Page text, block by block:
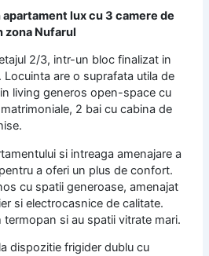
lux cu 3 camere de
zona Nufarul
2/3, intr-un bloc finalizat in
are o suprafata utila de
living generos open-space cu
2 bai cu cabina de
si intreaga amenajare a
a oferi un plus de confort.
cu spatii generoase, amenajat
si electrocasnice de calitate.
termopan si au spatii vitrate mari.
dispozitie frigider dublu cu